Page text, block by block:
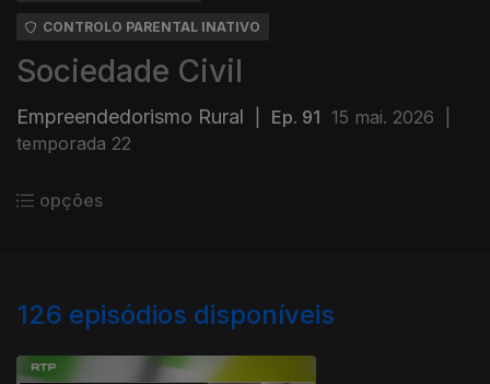
CONTROLO PARENTAL INATIVO
Sociedade Civil
Empreendedorismo Rural Ep. 91 15 mai. 2026
temporada 22
opções
126 episódios disponíveis